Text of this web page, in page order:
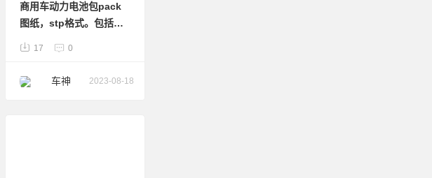
商用车动力电池包pack
图纸，stp格式。包括结
设计。希望对大家有帮
17 0
车神 2023-08-18